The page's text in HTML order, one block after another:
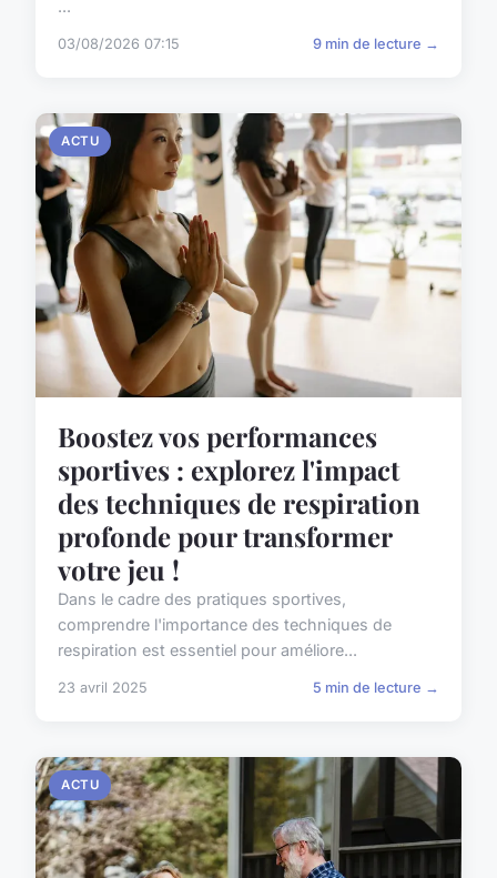
...
03/08/2026 07:15 9 min de lecture →
ACTU
Boostez vos performances
sportives : explorez l'impact
des techniques de respiration
profonde pour transformer
votre jeu !
Dans le cadre des pratiques sportives,
comprendre l'importance des techniques de
respiration est essentiel pour améliore...
23 avril 2025 5 min de lecture →
ACTU